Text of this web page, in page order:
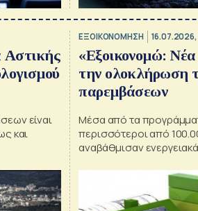
Αστικής
είναι
και
ΕΞΟΙΚΟΝΟΜΗΣΗ 16.07.2026,
«Εξοικονομώ:
την ολοκλήρωση
παρεμβάσεων
Μέσα από τα
περισσότεροι από
αναβάθμισαν